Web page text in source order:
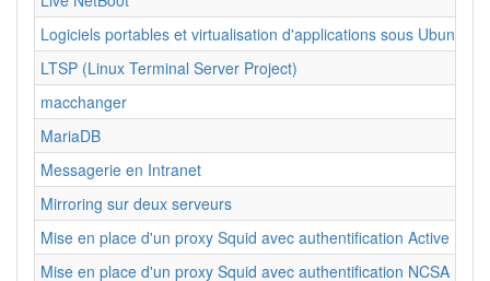
Logiciels portables et virtualisation d'applications sous Ubuntu
LTSP (Linux Terminal Server Project)
macchanger
MariaDB
Messagerie en Intranet
Mirroring sur deux serveurs
Mise en place d'un proxy Squid avec authentification Active
Mise en place d'un proxy Squid avec authentification NCSA